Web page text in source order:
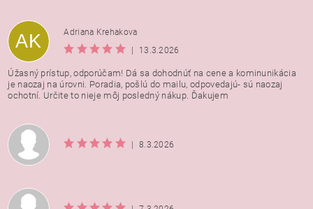
AK
Adriana Krehakova
13.3.2026
Úžasný prístup, odporúčam! Dá sa dohodnúť na cene a kominunikácia
je naozaj na úrovni. Poradia, pošlú do mailu, odpovedajú- sú naozaj
ochotní. Určite to nieje môj posledný nákup. Ďakujem
8.3.2026